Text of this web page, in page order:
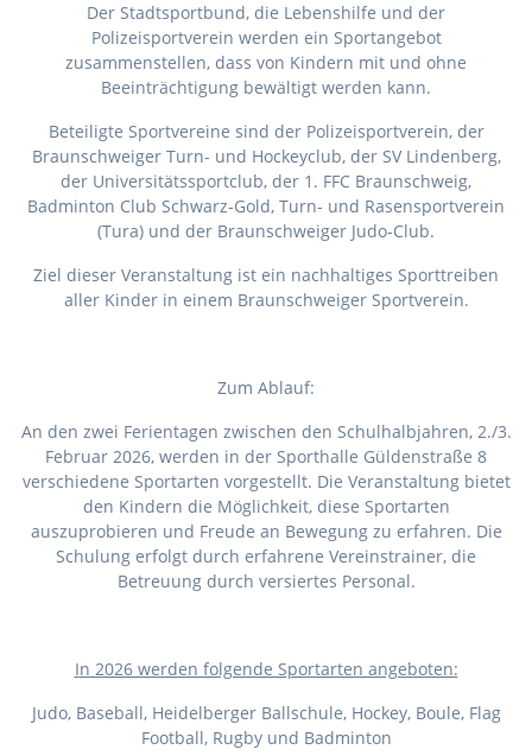
Der Stadtsportbund, die Lebenshilfe und der
Polizeisportverein werden ein Sportangebot
zusammenstellen, dass von Kindern mit und ohne
Beeinträchtigung bewältigt werden kann.
Beteiligte Sportvereine sind der Polizeisportverein, der
Braunschweiger Turn- und Hockeyclub, der SV Lindenberg,
der Universitätssportclub, der 1. FFC Braunschweig,
Badminton Club Schwarz-Gold, Turn- und Rasensportverein
(Tura) und der Braunschweiger Judo-Club.
Ziel dieser Veranstaltung ist ein nachhaltiges Sporttreiben
aller Kinder in einem Braunschweiger Sportverein.
Zum Ablauf:
An den zwei Ferientagen zwischen den Schulhalbjahren, 2./3.
Februar 2026, werden in der Sporthalle Güldenstraße 8
verschiedene Sportarten vorgestellt. Die Veranstaltung bietet
den Kindern die Möglichkeit, diese Sportarten
auszuprobieren und Freude an Bewegung zu erfahren. Die
Schulung erfolgt durch erfahrene Vereinstrainer, die
Betreuung durch versiertes Personal.
In 2026 werden folgende Sportarten angeboten:
Judo, Baseball, Heidelberger Ballschule, Hockey, Boule, Flag
Football, Rugby und Badminton